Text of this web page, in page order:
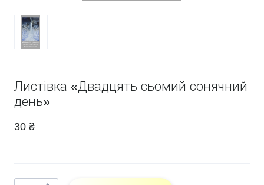
Листівка «Двадцять сьомий сонячний
день»
30 ₴